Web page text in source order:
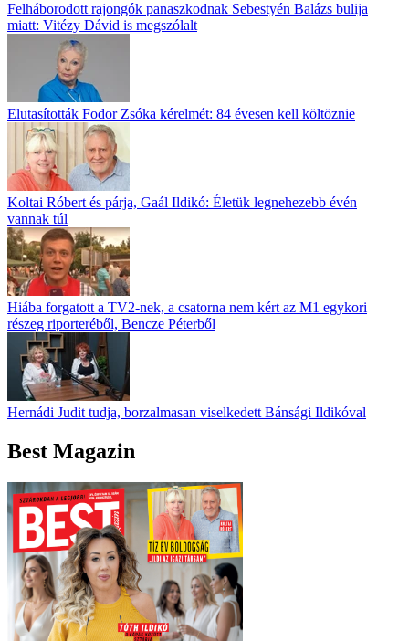
Felháborodott rajongók panaszkodnak Sebestyén Balázs bulija
miatt: Vitézy Dávid is megszólalt
Elutasították Fodor Zsóka kérelmét: 84 évesen kell költöznie
Koltai Róbert és párja, Gaál Ildikó: Életük legnehezebb évén
vannak túl
Hiába forgatott a TV2-nek, a csatorna nem kért az M1 egykori
részeg riporteréből, Bencze Péterből
Hernádi Judit tudja, borzalmasan viselkedett Bánsági Ildikóval
Best Magazin